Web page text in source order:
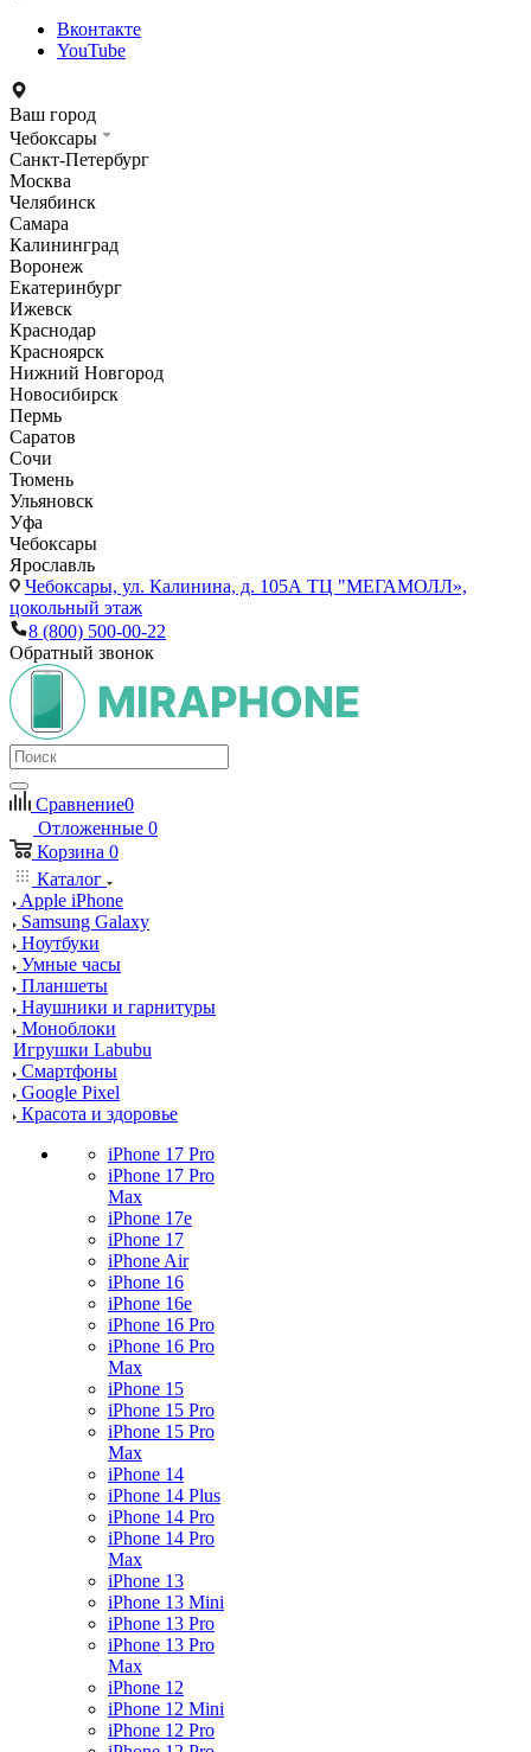
Вконтакте
YouTube
Ваш город
Чебоксары
Санкт-Петербург
Москва
Челябинск
Самара
Калининград
Воронеж
Екатеринбург
Ижевск
Краснодар
Красноярск
Нижний Новгород
Новосибирск
Пермь
Саратов
Сочи
Тюмень
Ульяновск
Уфа
Чебоксары
Ярославль
Чебоксары, ул. Калинина, д. 105А ТЦ "МЕГАМОЛЛ»,
цокольный этаж
8 (800) 500-00-22
Обратный звонок
Сравнение0
Отложенные 0
Корзина 0
Каталог
Apple iPhone
Samsung Galaxy
Ноутбуки
Умные часы
Планшеты
Наушники и гарнитуры
Моноблоки
Игрушки Labubu
Смартфоны
Google Pixel
Красота и здоровье
iPhone 17 Pro
iPhone 17 Pro
Max
iPhone 17e
iPhone 17
iPhone Air
iPhone 16
iPhone 16e
iPhone 16 Pro
iPhone 16 Pro
Max
iPhone 15
iPhone 15 Pro
iPhone 15 Pro
Max
iPhone 14
iPhone 14 Plus
iPhone 14 Pro
iPhone 14 Pro
Max
iPhone 13
iPhone 13 Mini
iPhone 13 Pro
iPhone 13 Pro
Max
iPhone 12
iPhone 12 Mini
iPhone 12 Pro